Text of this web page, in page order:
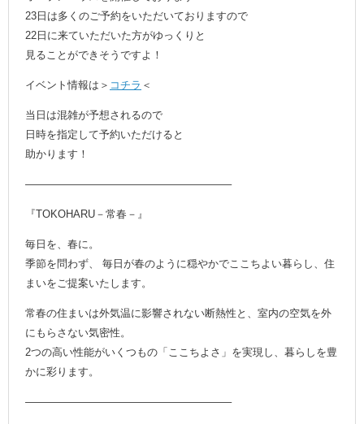
23日は多くのご予約をいただいておりますので
22日に来ていただいた方がゆっくりと
見ることができそうですよ！
イベント情報は＞ コチラ ＜
当日は混雑が予想されるので
日時を指定して予約いただけると
助かります！
———————————————————–
『TOKOHARU－常春－』
毎日を、春に。
季節を問わず、 毎日が春のように穏やかでここちよい暮らし、住
まいをご提案いたします。
常春の住まいは外気温に影響されない断熱性と、室内の空気を外
にもらさない気密性。
2つの高い性能がいくつもの「ここちよさ」を実現し、暮らしを豊
かに彩ります。
———————————————————–